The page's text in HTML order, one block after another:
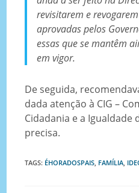
revisitarem e
aprovadas pelos
essas que se mantêm
em vigor.
De seguida,
dada atenção à CIG –
Cidadania e a Igualdade
precisa.
TAGS: ÉHORADOSPAIS FAMÍLIA